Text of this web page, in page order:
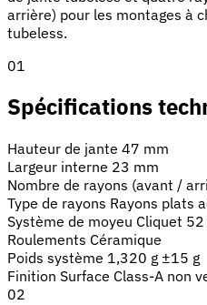
arrière) pour les montages à
tubeless.
01
Spécifications
Hauteur de jante 47 mm
Largeur interne 23 mm
Nombre de rayons (avant /
Type de rayons Rayons plats
Système de moyeu Cliquet
Roulements Céramique
Poids système 1,320 g ±15 g
Finition Surface Class-A non
02